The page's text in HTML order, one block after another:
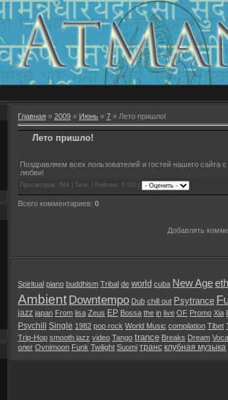
Главная » 2009 » Июнь » 7 » Лето пришло!
Лето пришло!
Поздравляем всех пользователей и гостей нашего
любви!
Просмотров: 564 | Теги: | Рейтинг: 0.0/0 |
Всего комментариев: 0
Добавлять
Spiritual piano buddhism Tribal de world cuba New Age
Ambient Downtempo Dub chill out Psytrance
jazz japan From lisa Zeus EP Bossa the in live OF Promo Xia
Psychill Single 1982 pop rock World Music compilation Tibet
Trip-Hop smooth jazz video Tango trance Breaks Dream
олег Ovnimoon Funk Twilight Suomi транс клубная музыка